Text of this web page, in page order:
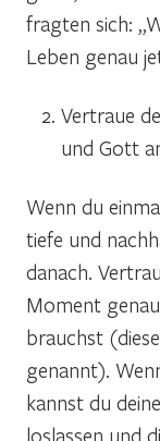
fragten sich:
Leben genau
Vertraue
und Gott
Wenn du
tiefe und
danach.
Moment
brauchst
genannt).
kannst du
loslassen und